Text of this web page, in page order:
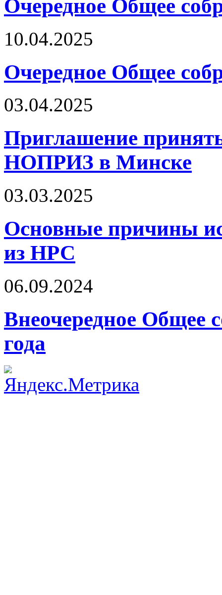
Очередное Общее
10.04.2025
Очередное Общее
03.04.2025
Приглашение
НОПРИЗ в Минске
03.03.2025
Основные причины
из НРС
06.09.2024
Внеочередное Общее
года